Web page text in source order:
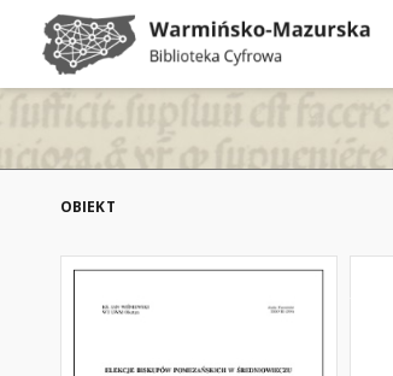
OBIEKT